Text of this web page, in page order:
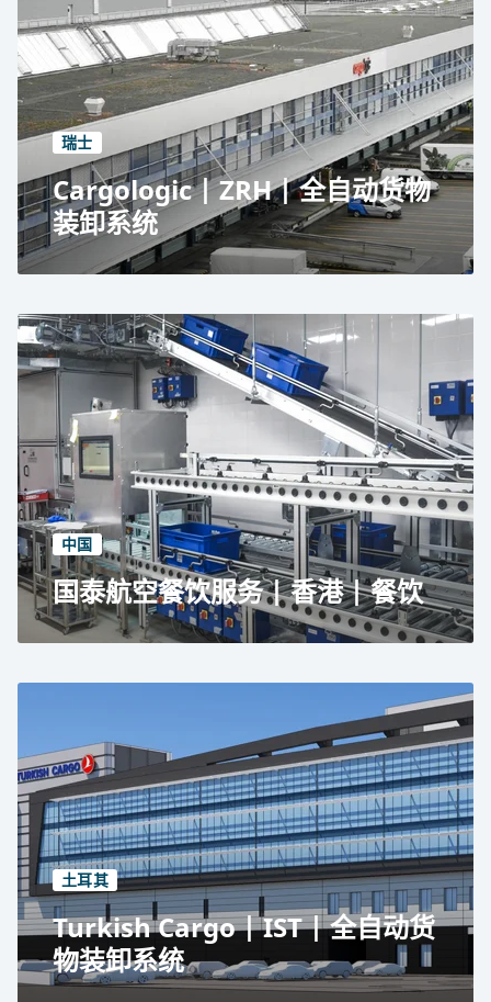
位于上海浦东的东航物流 AGV 智能货运枢纽
上海浦东 "超级货运站 "扩建项目
六台 AGV 与升降运行系统集成
ETV 系统、TV 系统
瑞士
Cargologic | ZRH | 全自动货物
装卸系统
Cargologic 在瑞士苏黎世机场
全自动 ULD 处理系统
每年 390,000 吨
2,300 个 ULD 存储位置
中国
国泰航空餐饮服务 | 香港 | 餐饮
在香港国际机场
餐饮储运系统
每年51,000,000份膳食
占地面积 50,400 平方米
土耳其
Turkish Cargo | IST | 全自动货
物装卸系统